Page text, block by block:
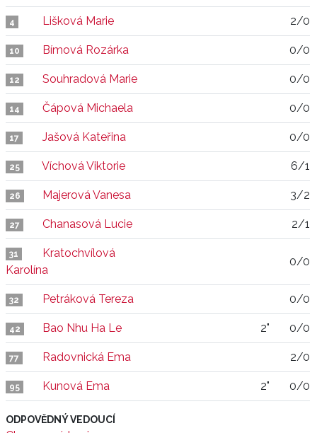
4 Lišková Marie 2/0
10 Bímová Rozárka 0/0
12 Souhradová Marie 0/0
14 Čápová Michaela 0/0
17 Jašová Kateřina 0/0
25 Víchová Viktorie 6/1
26 Majerová Vanesa 3/2
27 Chanasová Lucie 2/1
31
Kratochvílová
Karolína
0/0
32 Petráková Tereza 0/0
42 Bao Nhu Ha Le 2" 0/0
77 Radovnická Ema 2/0
95 Kunová Ema 2" 0/0
ODPOVĚDNÝ VEDOUCÍ